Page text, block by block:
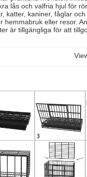
lås och valfria hjul för
katter, kaniner, fåglar
hemmabruk eller resor.
är tillgängliga för att